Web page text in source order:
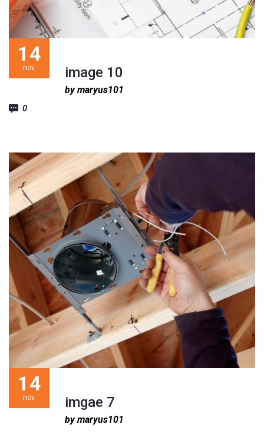
image 10
14
nov.
by maryus101
0
imgae 7
14
nov.
by maryus101